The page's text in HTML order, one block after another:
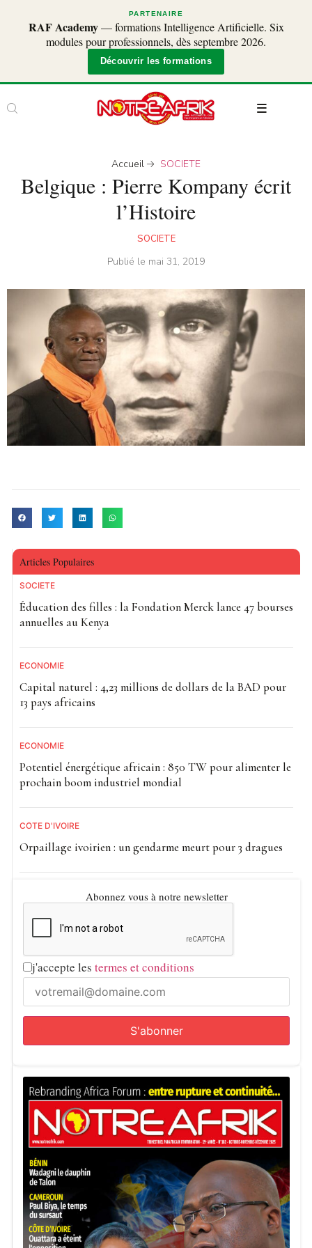
PARTENAIRE
RAF Academy— formations Intelligence Artificielle. Six
modules pour professionnels, dès septembre 2026.
Découvrir les formations
Accueil SOCIETE
Belgique : Pierre Kompany écrit
l’Histoire
SOCIETE
Publié le mai 31, 2019
Articles Populaires
SOCIETE
Éducation des filles : la Fondation Merck lance 47 bourses
annuelles au Kenya
ECONOMIE
Capital naturel : 4,23 millions de dollars de la BAD pour
13 pays africains
ECONOMIE
Potentiel énergétique africain : 850 TW pour alimenter le
prochain boom industriel mondial
CÔTE D'IVOIRE
Orpaillage ivoirien : un gendarme meurt pour 3 dragues
Abonnez vous à notre newsletter
j'accepte les termes et conditions